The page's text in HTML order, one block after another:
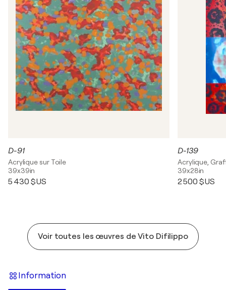
D-91
Acrylique sur Toile
39x39in
5 430 $US
D-139
Acrylique,
39x28in
2 500 $US
Voir toutes les œuvres de Vito Difilippo
Information